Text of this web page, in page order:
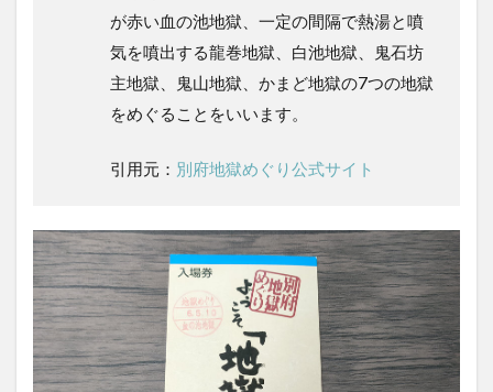
かま
ど地
獄
1.6
鬼山
地獄
が赤い血の池地獄、一定の間隔で熱湯と噴
気を噴出する龍巻地獄、白池地獄、鬼石坊
主地獄、鬼山地獄、かまど地獄の7つの地獄
をめぐることをいいます。
引用元： 別府地獄めぐり公式サイト